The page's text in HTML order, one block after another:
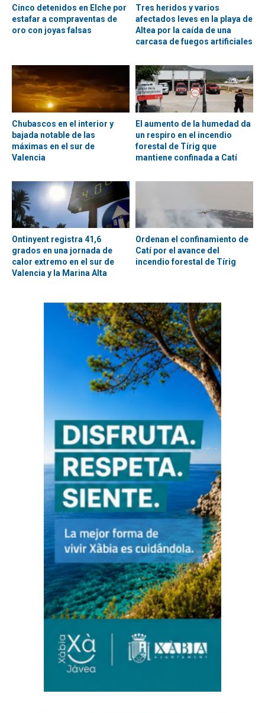
Cinco detenidos en Elche por
estafar a compraventas de
oro con joyas falsas
Tres heridos y varios
afectados leves en la playa de
Altea por la caída de una
carcasa de fuegos artificiales
Chubascos en el interior y
bajada notable de las
máximas en el sur de
Valencia
El aumento de la humedad da
un respiro en el incendio
forestal de Tírig que
mantiene confinada a Catí
Ontinyent registra 41,6
grados en una jornada de
calor extremo en el sur de
Valencia y la Marina Alta
Ordenan el confinamiento de
Catí por el avance del
incendio forestal de Tírig